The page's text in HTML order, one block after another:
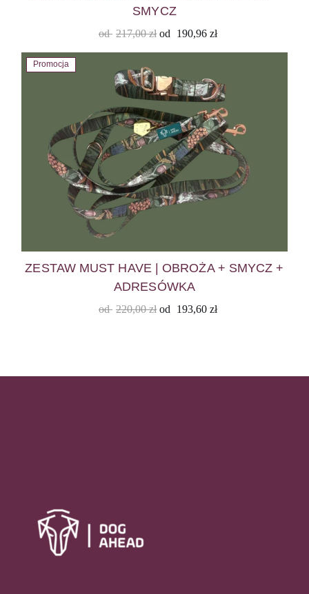
SMYCZ
od 217,00zł od 190,96 zł
Promocja
ZESTAW MUST HAVE | OBROŻA + SMYCZ +
ADRESÓWKA
od 220,00zł od 193,60 zł